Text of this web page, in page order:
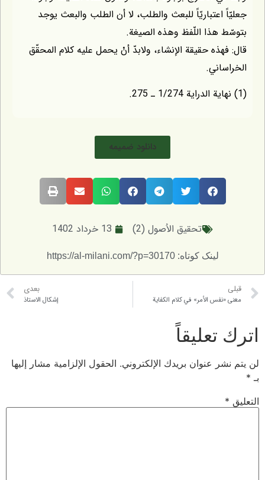
للبعث والطلب، لا أن الطلب والبعث يوجد
اللّفظ وهذه الصيغة.
حقيقة الإنشاء، ولابدّ أنْ يحمل عليه كلام المحقّق
دانلود ضمیمه
تحقيق الاُصول (2) 13 خرداد 1402
الأمر» في كلام الكفاية
عنوان بريدك الإلكتروني. الحقول الإلزامية مشار إليها